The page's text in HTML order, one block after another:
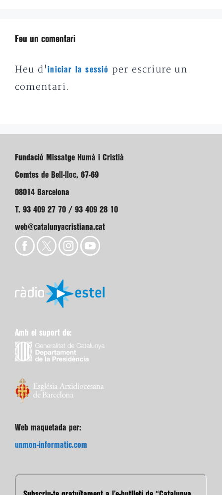
Feu un comentari
Heu d'iniciar la sessió
per escriure un
comentari.
Fundació Missatge Humà i Cristià
Comtes de Bell-lloc, 67-69
08014 Barcelona
T. 93 409 27 70 / 93 409 28 10
web@catalunyacristiana.cat
Amb el suport de:
Web maquetada per:
unmon-informatic.com